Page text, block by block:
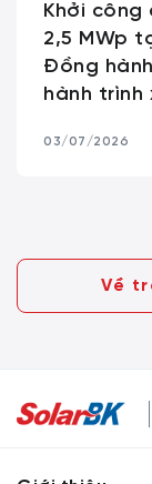
Khởi
2,5 MWp
Đồng
hành trình
03/07/2026
Về